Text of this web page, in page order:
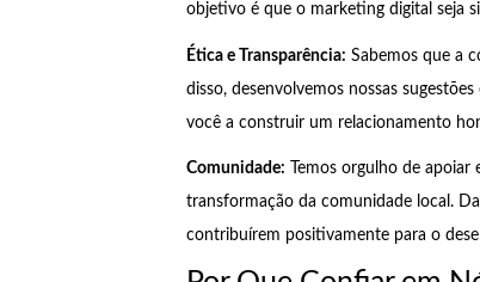
objetivo é que o marketing digital seja
Ética e Transparência: Sabemos que a
disso, desenvolvemos nossas
você a construir um relacionamento
Comunidade: Temos orgulho de
transformação da comunidade local.
contribuírem positivamente para o